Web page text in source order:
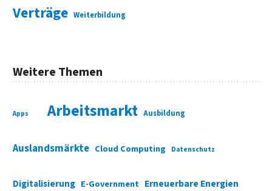
Verträge Weiterbildung
Weitere Themen
Apps Arbeitsmarkt Ausbildung
Auslandsmärkte Cloud Computing Datenschutz
Digitalisierung E-Government Erneuerbare Energien